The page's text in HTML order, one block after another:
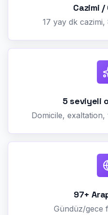
Cazimi
17 yay dk
5 seviyeli
Domicile,
97+
Gündüz/gece